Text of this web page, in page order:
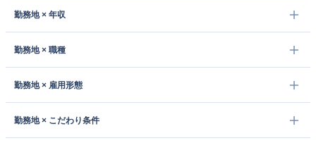
勤務地 × 年収
勤務地 × 職種
勤務地 × 雇用形態
勤務地 × こだわり条件